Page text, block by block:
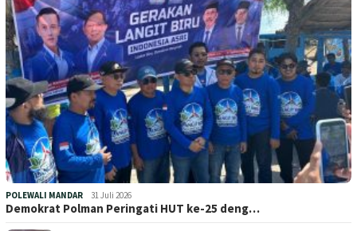
POLEWALI MANDAR 31 Juli 2026
Demokrat Polman Peringati HUT ke-25 deng…